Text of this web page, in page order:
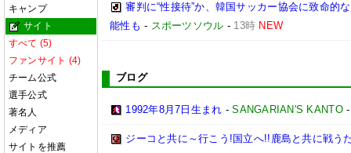
キャンプ
サイト
すべて (5)
ファンサイト (4)
チーム公式
選手公式
著名人
メディア
サイトを推薦
審判に“性接待”か、韓国サッカー協会に致命
能性も - スポーツソウル - 13時 NEW
ブログ
1992年8月7日生まれ -SANGARIAN'S KANTO
ジーコと共に～行こう!国立へ!!鹿島と共に戦う